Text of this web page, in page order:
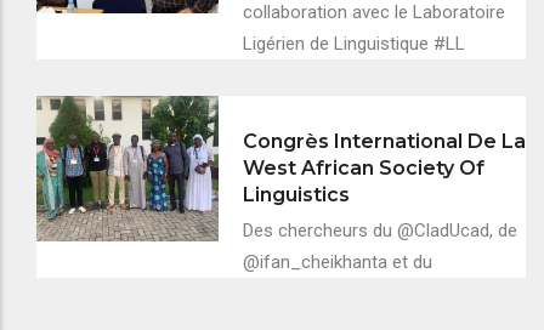
collaboration avec le Laboratoire
Ligérien de Linguistique #LL
Congrès International De La
West African Society Of
Linguistics
Des chercheurs du @CladUcad, de
@ifan_cheikhanta et du